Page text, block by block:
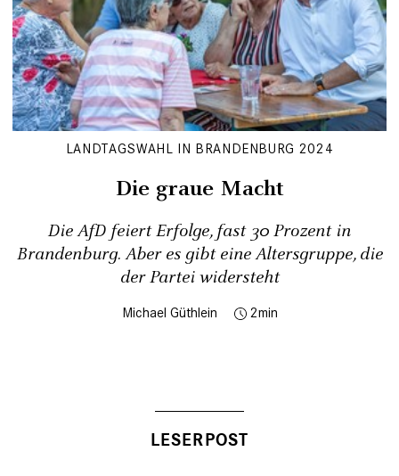
LANDTAGSWAHL IN BRANDENBURG 2024
Die graue Macht
Die AfD feiert Erfolge, fast 30 Prozent in
Brandenburg. Aber es gibt eine Altersgruppe, die
der Partei widersteht
Michael Güthlein 2